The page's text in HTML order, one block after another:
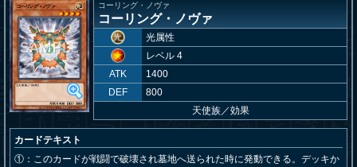
コーリング・ノヴァ
コーリング・ノヴァ
光属性
レベル 4
ATK
1400
DEF
800
天使族／効果
カードテキスト
①：このカードが戦闘で破壊され墓地へ送られた時に発動できる。デッキか